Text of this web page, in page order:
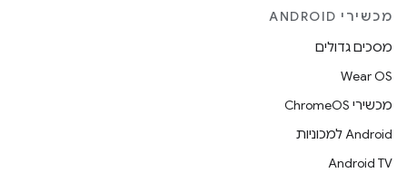
מכשירי ANDROID
מסכים גדולים
Wear OS
מכשירי ChromeOS
Android למכוניות
Android TV